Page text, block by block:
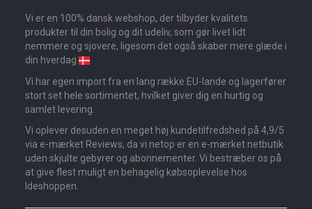
Vi er en 100% dansk webshop, der tilbyder kvalitets
produkter til din bolig og dit udeliv, som gør livet lidt
nemmere og sjovere, ligesom det også skaber mere glæde i
din hverdag
Vi har egen import fra en lang række EU-lande og lagerfører
stort set hele sortimentet, hvilket giver dig en hurtig og
samlet levering.
Vi oplever desuden en meget høj kundetilfredshed på 4,9/5
via e-mærket Reviews, da vi netop er en e-mærket netbutik
uden skjulte gebyrer og abonnementer. Vi bestræber os på
at give flest muligt en behagelig købsoplevelse hos
Ideshoppen.